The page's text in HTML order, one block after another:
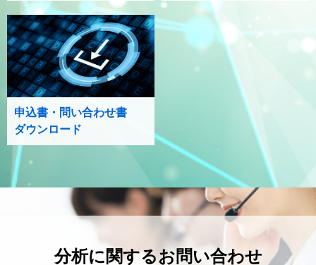
申込書・問い合わせ書
ダウンロード
分析に関するお問い合わせ